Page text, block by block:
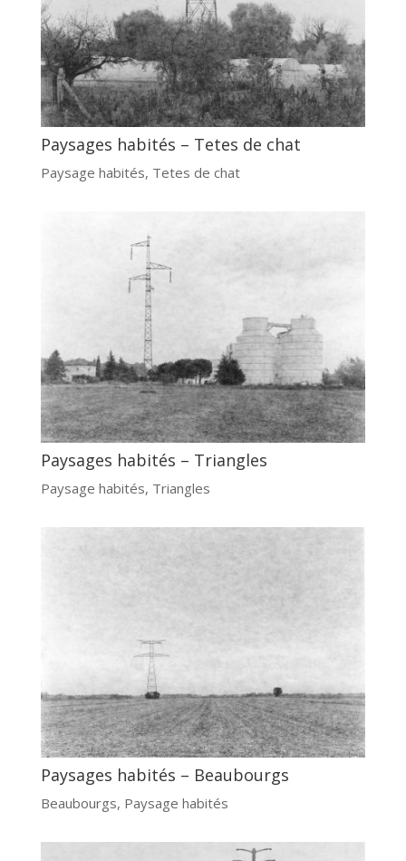
Paysages habités – Tetes de chat
Paysage habités, Tetes de chat
Paysages habités – Triangles
Paysage habités, Triangles
Paysages habités – Beaubourgs
Beaubourgs, Paysage habités